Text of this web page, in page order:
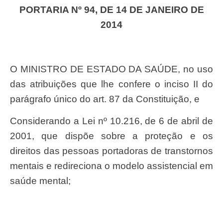
PORTARIA Nº 94, DE 14 DE JANEIRO DE
2014
O MINISTRO DE ESTADO DA SAÚDE, no uso
das atribuições que lhe confere o inciso II do
parágrafo único do art. 87 da Constituição, e
Considerando a Lei nº 10.216, de 6 de abril de
2001, que dispõe sobre a proteção e os
direitos das pessoas portadoras de transtornos
mentais e redireciona o modelo assistencial em
saúde mental;